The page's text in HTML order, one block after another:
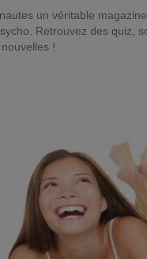
un véritable
Retrouvez des quiz,
!